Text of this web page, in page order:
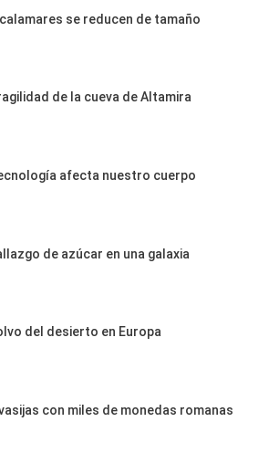
se reducen de tamaño
de la cueva de Altamira
afecta nuestro cuerpo
de azúcar en una galaxia
del desierto en Europa
con miles de monedas romanas